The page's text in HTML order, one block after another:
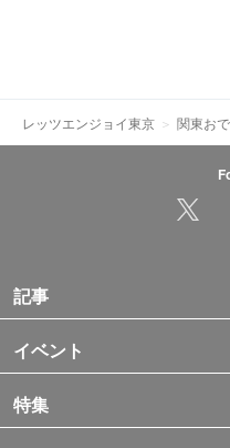
レッツエンジョイ東京 関東お
記事
イベント
特集